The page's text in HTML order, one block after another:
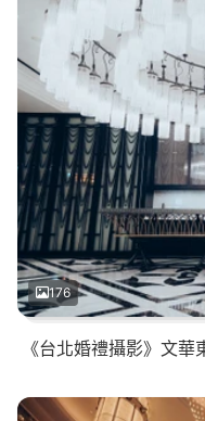
176